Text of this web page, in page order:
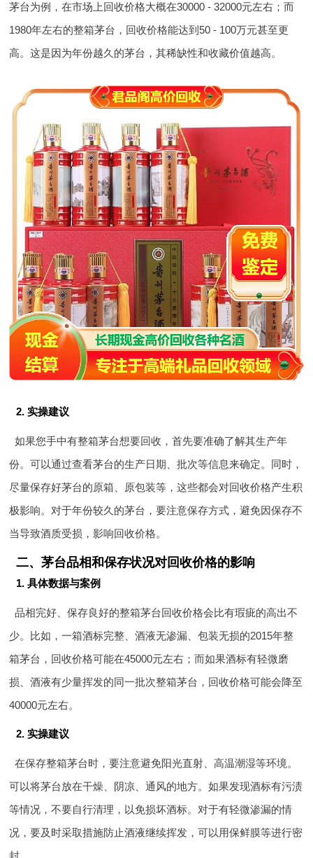
茅台为例，在市场上回收价格大概在30000 - 32000元左右；而
1980年左右的整箱茅台，回收价格能达到50 - 100万元甚至更
高。这是因为年份越久的茅台，其稀缺性和收藏价值越高。
2. 实操建议
如果您手中有整箱茅台想要回收，首先要准确了解其生产年
份。可以通过查看茅台的生产日期、批次等信息来确定。同时，
尽量保存好茅台的原箱、原包装等，这些都会对回收价格产生积
极影响。对于年份较久的茅台，要注意保存方式，避免因保存不
当导致酒质受损，影响回收价格。
二、茅台品相和保存状况对回收价格的影响
1. 具体数据与案例
品相完好、保存良好的整箱茅台回收价格会比有瑕疵的高出不
少。比如，一箱酒标完整、酒液无渗漏、包装无损的2015年整
箱茅台，回收价格可能在45000元左右；而如果酒标有轻微磨
损、酒液有少量挥发的同一批次整箱茅台，回收价格可能会降至
40000元左右。
2. 实操建议
在保存整箱茅台时，要注意避免阳光直射、高温潮湿等环境。
可以将茅台放在干燥、阴凉、通风的地方。如果发现酒标有污渍
等情况，不要自行清理，以免损坏酒标。对于有轻微渗漏的情
况，要及时采取措施防止酒液继续挥发，可以用保鲜膜等进行密